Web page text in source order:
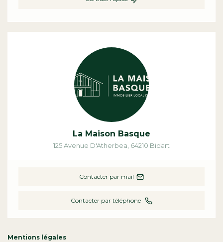
La Maison Basque
125 Avenue D'Atherbea 64210 Bidart
Contacter par mail
Contacter par téléphone
Mentions légales